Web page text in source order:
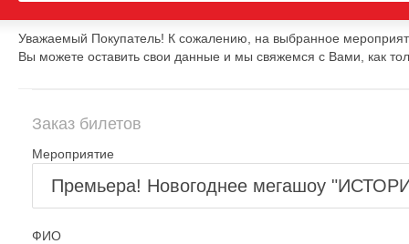
Уважаемый Покупатель! К сожалению, на выбранное
Вы можете оставить свои данные и мы свяжемся с Вами, как
Заказ билетов
Мероприятие
ФИО